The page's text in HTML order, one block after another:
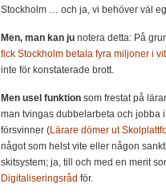
Stockholm … och ja, vi behöver väl
Men, man kan ju notera detta: På
fick Stockholm betala fyra miljoner i
inte för konstaterade brott.
Men usel funktion som frestat på
man tvingas dubbelarbeta och jobba
försvinner (Lärare dömer ut
något som helst vite eller någon
skitsystem; ja, till och med en merit
Digitaliseringsråd för.